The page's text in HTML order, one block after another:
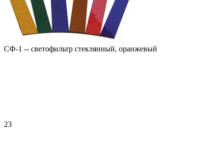
СФ-1 -- светофильтр стеклянный, оранжевый
23